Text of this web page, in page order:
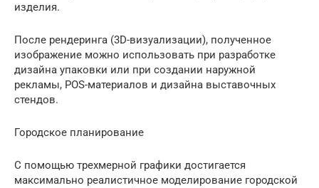
изделия.
После рендеринга (3D-визуализации), полученное
изображение можно использовать при разработке
дизайна упаковки или при создании наружной
рекламы, POS-материалов и дизайна выставочных
стендов.
Городское планирование
С помощью трехмерной графики достигается
максимально реалистичное моделирование городской